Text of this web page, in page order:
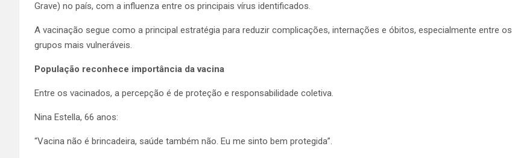
Grave) no país, com a influenza entre os principais vírus identificados.
A vacinação segue como a principal estratégia para reduzir complicações, internações e óbitos, especialmente entre os
grupos mais vulneráveis.
População reconhece importância da vacina
Entre os vacinados, a percepção é de proteção e responsabilidade coletiva.
Nina Estella, 66 anos:
“Vacina não é brincadeira, saúde também não. Eu me sinto bem protegida”.